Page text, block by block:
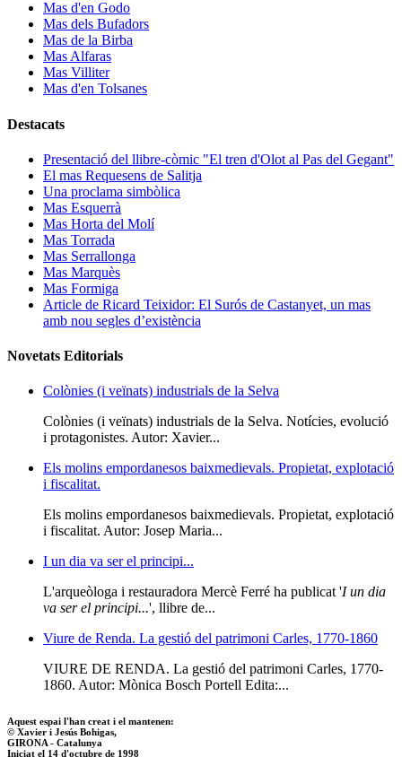
Mas d'en Godo
Mas dels Bufadors
Mas de la Birba
Mas Alfaras
Mas Villiter
Mas d'en Tolsanes
Destacats
Presentació del llibre-còmic "El tren d'Olot al Pas del Gegant"
El mas Requesens de Salitja
Una proclama simbòlica
Mas Esquerrà
Mas Horta del Molí
Mas Torrada
Mas Serrallonga
Mas Marquès
Mas Formiga
Article de Ricard Teixidor: El Surós de Castanyet, un mas
amb nou segles d’existència
Novetats Editorials
Colònies (i veïnats) industrials de la Selva
Colònies (i veïnats) industrials de la Selva. Notícies, evolució
i protagonistes. Autor: Xavier...
Els molins empordanesos baixmedievals. Propietat, explotació
i fiscalitat.
Els molins empordanesos baixmedievals. Propietat, explotació
i fiscalitat. Autor: Josep Maria...
I un dia va ser el principi...
L'arqueòloga i restauradora Mercè Ferré ha publicat 'I un dia
va ser el principi...', llibre de...
Viure de Renda. La gestió del patrimoni Carles, 1770-1860
VIURE DE RENDA. La gestió del patrimoni Carles, 1770-
1860. Autor: Mònica Bosch Portell Edita:...
Aquest espai l'han creat i el mantenen:
© Xavier i Jesús Bohigas,
GIRONA - Catalunya
Iniciat el 14 d'octubre de 1998